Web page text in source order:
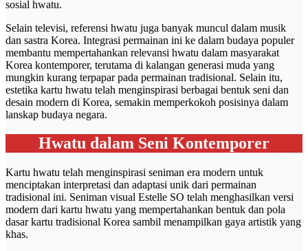
sosial hwatu.
Selain televisi, referensi hwatu juga banyak muncul dalam musik
dan sastra Korea. Integrasi permainan ini ke dalam budaya populer
membantu mempertahankan relevansi hwatu dalam masyarakat
Korea kontemporer, terutama di kalangan generasi muda yang
mungkin kurang terpapar pada permainan tradisional. Selain itu,
estetika kartu hwatu telah menginspirasi berbagai bentuk seni dan
desain modern di Korea, semakin memperkokoh posisinya dalam
lanskap budaya negara.
Hwatu dalam Seni Kontemporer
Kartu hwatu telah menginspirasi seniman era modern untuk
menciptakan interpretasi dan adaptasi unik dari permainan
tradisional ini. Seniman visual Estelle SO telah menghasilkan versi
modern dari kartu hwatu yang mempertahankan bentuk dan pola
dasar kartu tradisional Korea sambil menampilkan gaya artistik yang
khas.